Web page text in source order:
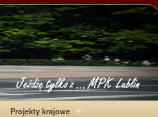
Projekty krajowe